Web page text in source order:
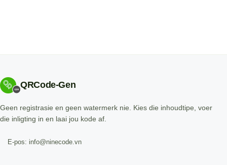
QRCode-Gen
Geen registrasie en geen watermerk nie. Kies die inhoudtipe, voer
die inligting in en laai jou kode af.
E-pos: info@ninecode.vn